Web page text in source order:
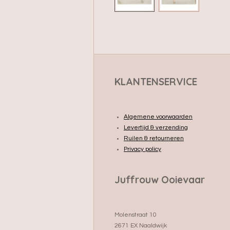
KLANTENSERVICE
Algemene voorwaarden
Levertijd & verzending
Ruilen & retourneren
Privacy policy
Juffrouw Ooievaar
Molenstraat 10
2671 EX Naaldwijk